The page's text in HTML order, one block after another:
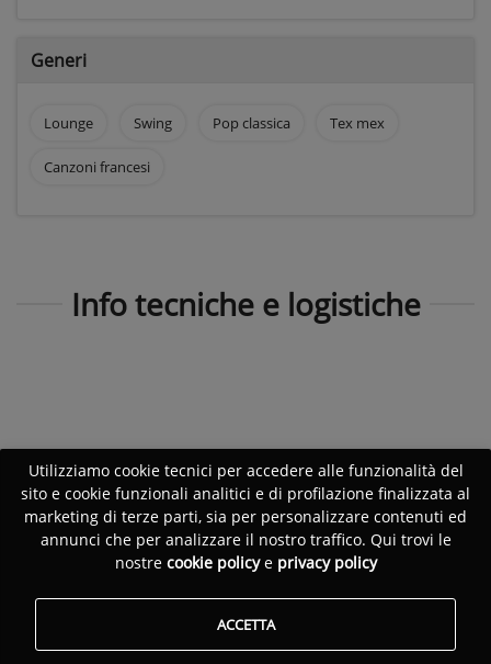
Generi
Lounge Swing Pop classica Tex mex
Canzoni francesi
Info tecniche e logistiche
Utilizziamo cookie tecnici per accedere alle funzionalità del
sito e cookie funzionali analitici e di profilazione finalizzata al
marketing di terze parti, sia per personalizzare contenuti ed
annunci che per analizzare il nostro traffico. Qui trovi le
nostre cookie policye privacy policy
ACCETTA